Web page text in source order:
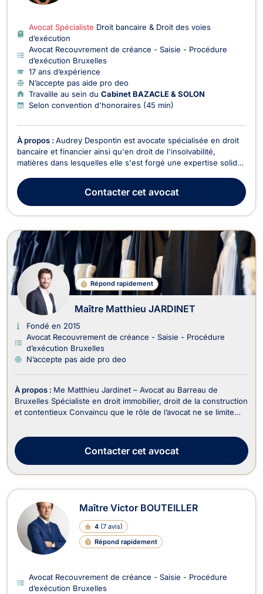
Avocat Spécialiste Droit bancaire & Droit des voies
d’exécution
Avocat Recouvrement de créance - Saisie - Procédure
d’exécution Bruxelles
17 ans d’expérience
N’accepte pas aide pro deo
Travaille au sein du Cabinet BAZACLE & SOLON
Selon convention d'honoraires (45 min)
À propos : Audrey Despontin est avocate spécialisée en droit
bancaire et financier ainsi qu'en droit de l'insolvabilité,
matières dans lesquelles elle s'est forgé une expertise solide,
d'engagement académique. Licenciée en droit de l'Université
Libre de Bruxelles (2008, distincti...
Contactercet avocat
Répond rapidement
Maître Matthieu JARDINET
Fondé en 2015
Avocat Recouvrement de créance - Saisie - Procédure
d’exécution Bruxelles
N’accepte pas aide pro deo
À propos : Me Matthieu Jardinet – Avocat au Barreau de
Bruxelles Spécialiste en droit immobilier, droit de la construction
et contentieux Convaincu que le rôle de l’avocat ne se limite
une approche à la fois stra...
Contactercet avocat
Maître Victor BOUTEILLER
4 (7 avis)
Répond rapidement
Avocat Recouvrement de créance - Saisie - Procédure
d’exécution Bruxelles